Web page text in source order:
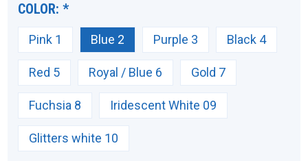
COLOR:*
Pink 1 Blue 2 Purple 3 Black 4
Red 5 Royal / Blue 6 Gold 7
Fuchsia 8 Iridescent White 09
Glitters white 10